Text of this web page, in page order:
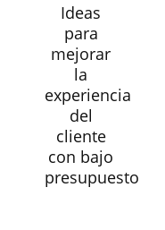
Ideas
para
mejorar
la
experiencia
del
cliente
con bajo
presupuesto